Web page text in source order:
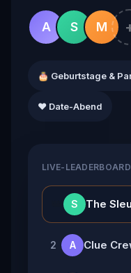
A S M
🎂 Geburtstage &
❤️ Date-Abend
LIVE-LEADERBOARD
S The
2 A Clue